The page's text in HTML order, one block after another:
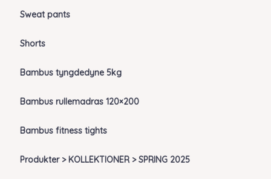
Sweat pants
Shorts
Bambus tyngdedyne 5kg
Bambus rullemadras 120×200
Bambus fitness tights
Produkter > KOLLEKTIONER > SPRING 2025